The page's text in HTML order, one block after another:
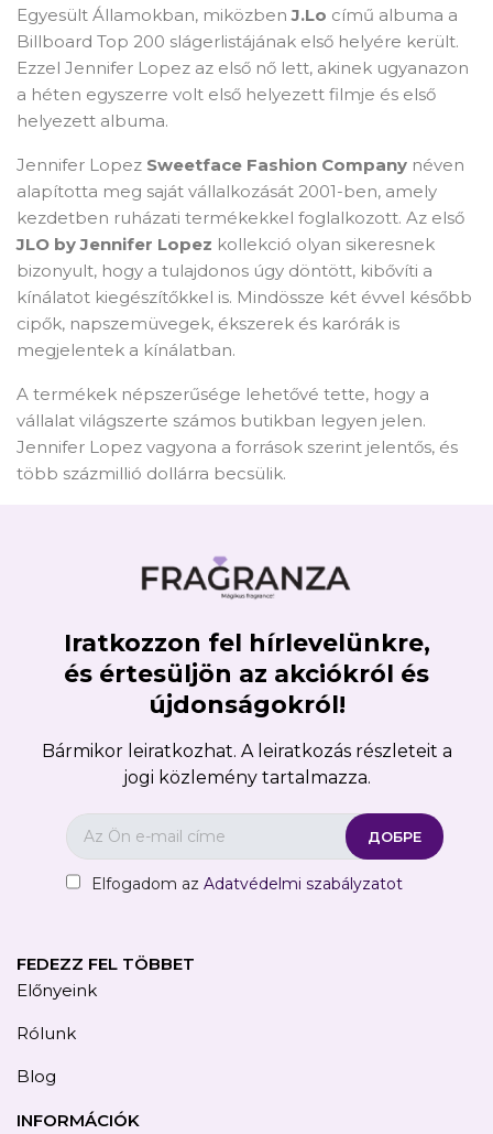
Egyesült Államokban, miközbenJ.Lo című albuma a
Billboard Top 200 slágerlistájának első helyére került.
Ezzel Jennifer Lopez az első nő lett, akinek ugyanazon
a héten egyszerre volt első helyezett filmje és első
helyezett albuma.
Jennifer Lopez Sweetface Fashion Company néven
alapította meg saját vállalkozását 2001-ben, amely
kezdetben ruházati termékekkel foglalkozott. Az első
JLO by Jennifer Lopez kollekció olyan sikeresnek
bizonyult, hogy a tulajdonos úgy döntött, kibővíti a
kínálatot kiegészítőkkel is. Mindössze két évvel később
cipők, napszemüvegek, ékszerek és karórák is
megjelentek a kínálatban.
A termékek népszerűsége lehetővé tette, hogy a
vállalat világszerte számos butikban legyen jelen.
Jennifer Lopez vagyona a források szerint jelentős, és
több százmillió dollárra becsülik.
Iratkozzon fel hírlevelünkre,
és értesüljön az akciókról és
újdonságokról!
Bármikor leiratkozhat. A leiratkozás részleteit a
jogi közlemény tartalmazza.
Elfogadom az Adatvédelmi szabályzatot
FEDEZZ FEL TÖBBET
Előnyeink
Rólunk
Blog
INFORMÁCIÓK